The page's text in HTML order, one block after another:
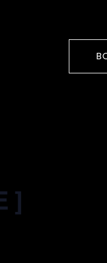
]